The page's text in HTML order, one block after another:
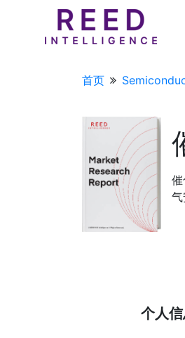
首页
个人